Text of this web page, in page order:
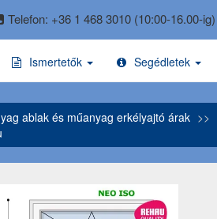
Telefon: +36 1 468 3010 (10:00-16.00-ig)
Ismertetők Segédletek
ablak és műanyag erkélyajtó árak